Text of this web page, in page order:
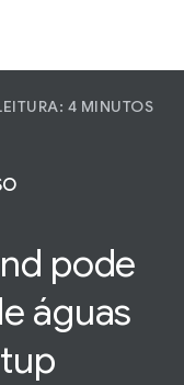
4 MINUTOS
pode
águas